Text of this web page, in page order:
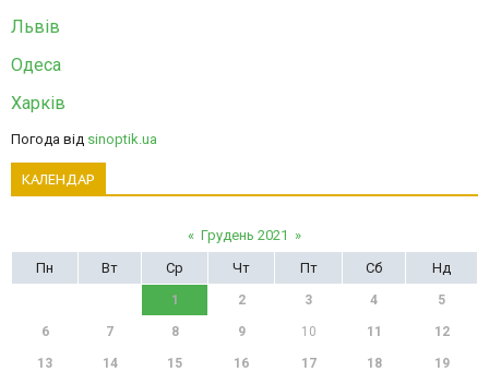
Львів
Одеса
Харків
Погода від sinoptik.ua
КАЛЕНДАР
« Грудень 2021 »
Пн
Вт Ср Чт Пт Сб Нд
1 2 3 4 5
6 7 8 9 10 11 12
13 14 15 16 17 18 19